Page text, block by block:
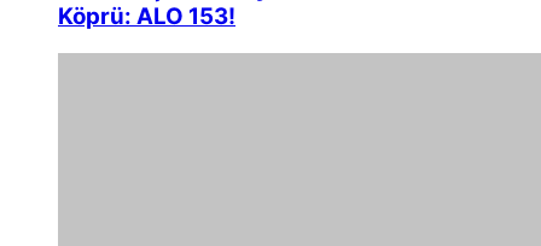
Köprü: ALO 153!